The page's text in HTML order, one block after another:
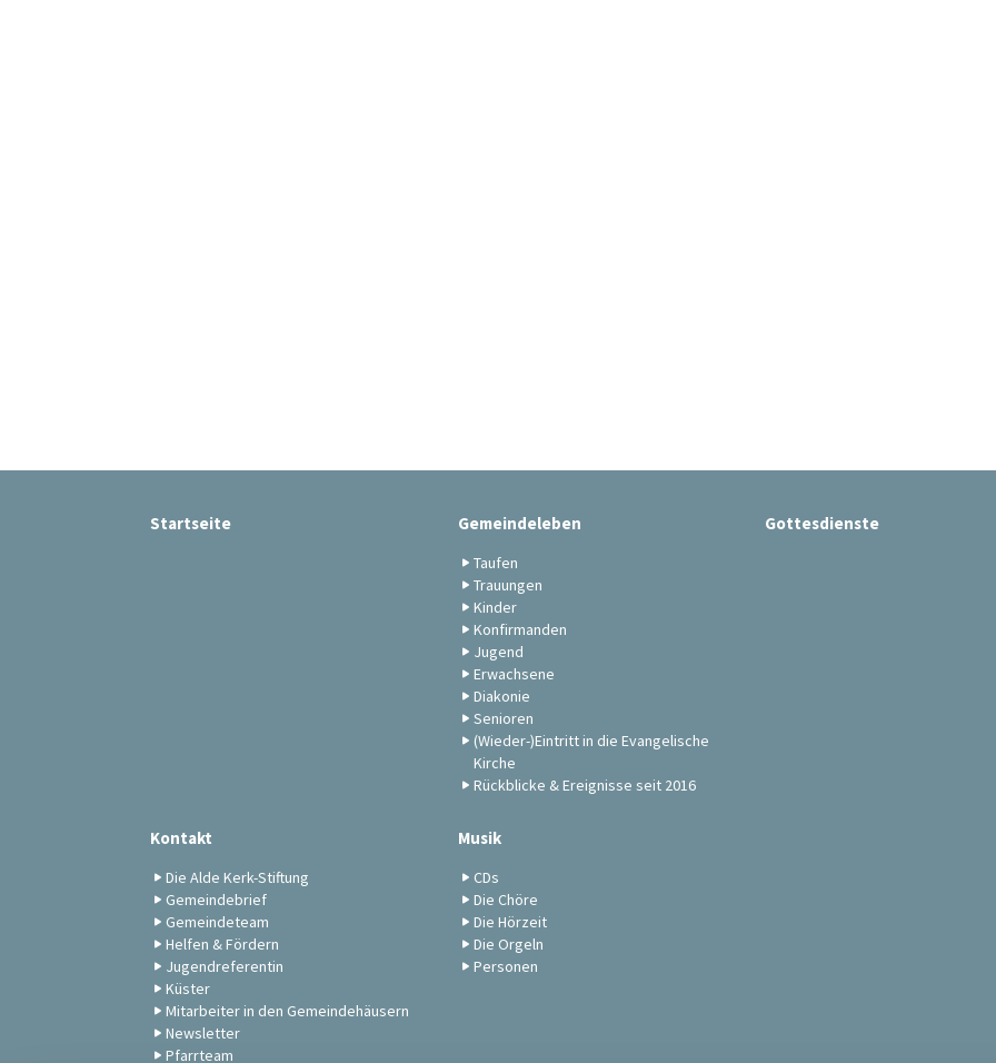
Startseite Gemeindeleben
Taufen
Trauungen
Kinder
Konfirmanden
Jugend
Erwachsene
Diakonie
Senioren
(Wieder-)Eintritt in die Evangelische
Kirche
Rückblicke & Ereignisse seit 2016
Gottesdienste
Kontakt
Die Alde Kerk-Stiftung
Gemeindebrief
Gemeindeteam
Helfen & Fördern
Jugendreferentin
Küster
Mitarbeiter in den Gemeindehäusern
Newsletter
Pfarrteam
Musik
CDs
Die Chöre
Die Hörzeit
Die Orgeln
Personen